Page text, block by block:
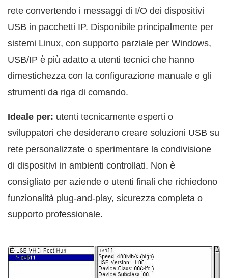
rete convertendo i messaggi di I/O dei dispositivi
USB in pacchetti IP. Disponibile principalmente per
sistemi Linux, con supporto parziale per Windows,
USB/IP è più adatto a utenti tecnici che hanno
dimestichezza con la configurazione manuale e gli
strumenti da riga di comando.
Ideale per: utenti tecnicamente esperti o
sviluppatori che desiderano creare soluzioni USB su
rete personalizzate o sperimentare la condivisione
di dispositivi in ambienti controllati. Non è
consigliato per aziende o utenti finali che richiedono
funzionalità plug-and-play, sicurezza completa o
supporto professionale.